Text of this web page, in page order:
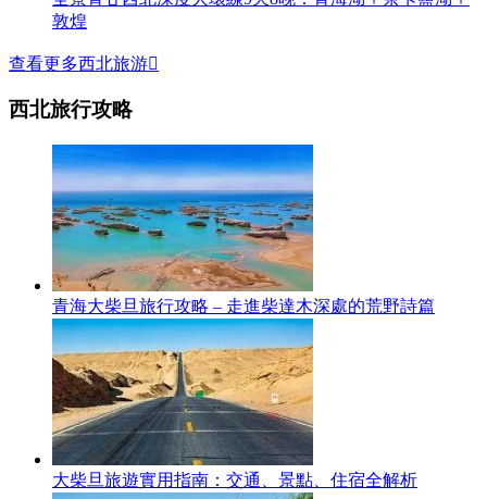
敦煌
查看更多西北旅游
西北旅行攻略
青海大柴旦旅行攻略 – 走進柴達木深處的荒野詩篇
大柴旦旅遊實用指南：交通、景點、住宿全解析